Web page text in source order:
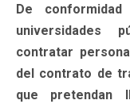
De
universidades
contratar
del contrato de
que pretendan